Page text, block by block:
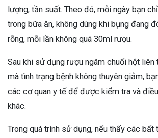
lượng, tần suất. Theo đó, mỗi ngày bạn
trong bữa ăn, không dùng khi bụng đang
rỗng, mỗi lần không quá 30ml rượu.
Sau khi sử dụng rượu ngâm chuối hột liên
mà tình trạng bệnh không thuyên giảm,
các cơ quan y tế để được kiểm tra và
khác.
Trong quá trình sử dụng, nếu thấy các bất